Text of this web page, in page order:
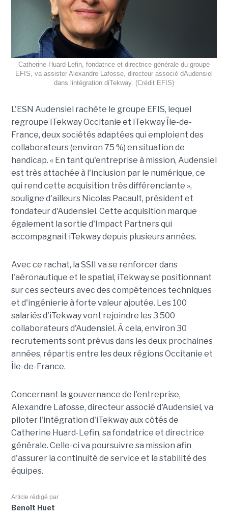
Catherine Huard-Lefin, fondatrice et directrice générale du groupe
EFIS, va assister Alexandre Lafosse, directeur associé dAudensiel
dans lintégration diTekway. (Crédit EFIS)
L'ESN Audensiel rachète le groupe EFIS, lequel
regroupe iTekway Occitanie et iTekway Île-de-
France, deux sociétés adaptées qui emploient des
collaborateurs (environ 75 %) en situation de
handicap. « En tant qu'entreprise à mission, Audensiel
est très attachée à l'inclusion par le numérique, ce
qui rend cette acquisition très différenciante »,
souligne d'ailleurs Nicolas Pacault, président et
fondateur d'Audensiel. Cette acquisition marque
également la sortie d'Impact Partners qui
accompagnait iTekway depuis plusieurs années.
Avec ce rachat, la SSII va se renforcer dans
l'aéronautique et le spatial, iTekway se positionnant
sur ces secteurs avec des compétences techniques
et d'ingénierie à forte valeur ajoutée. Les 100
salariés d'iTekway vont rejoindre les 3 500
collaborateurs d'Audensiel. À cela, environ 30
recrutements sont prévus dans les deux prochaines
années, répartis entre les deux régions Occitanie et
Île-de-France.
Concernant la gouvernance de l'entreprise,
Alexandre Lafosse, directeur associé d'Audensiel, va
piloter l'intégration d'iTekway aux côtés de
Catherine Huard-Lefin, sa fondatrice et directrice
générale. Celle-ci va poursuivre sa mission afin
d'assurer la continuité de service et la stabilité des
équipes.
Article rédigé par
Benoît Huet